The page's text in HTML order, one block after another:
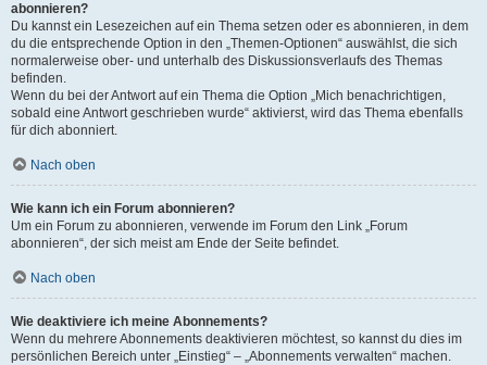
abonnieren?
Du kannst ein Lesezeichen auf ein Thema setzen oder es abonnieren, in dem
du die entsprechende Option in den „Themen-Optionen“ auswählst, die sich
normalerweise ober- und unterhalb des Diskussionsverlaufs des Themas
befinden.
Wenn du bei der Antwort auf ein Thema die Option „Mich benachrichtigen,
sobald eine Antwort geschrieben wurde“ aktivierst, wird das Thema ebenfalls
für dich abonniert.
Nach oben
Wie kann ich ein Forum abonnieren?
Um ein Forum zu abonnieren, verwende im Forum den Link „Forum
abonnieren“, der sich meist am Ende der Seite befindet.
Nach oben
Wie deaktiviere ich meine Abonnements?
Wenn du mehrere Abonnements deaktivieren möchtest, so kannst du dies im
persönlichen Bereich unter „Einstieg“ – „Abonnements verwalten“ machen.